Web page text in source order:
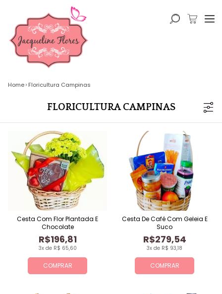
Home Floricultura Campinas
FLORICULTURA CAMPINAS
COMPRAR
3x de R$ 65,60
R$196,81
Cesta Com Flor Plantada E
Chocolate
COMPRAR
3x de R$ 93,18
R$279,54
Cesta De Café Com Geleia E
Suco